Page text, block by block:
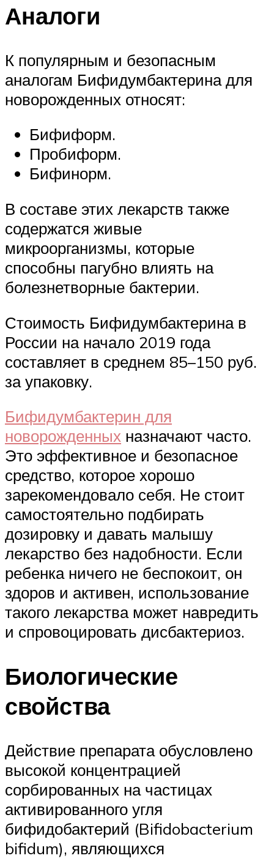
Аналоги
К популярным и безопасным
аналогам Бифидумбактерина для
новорожденных относят:
Бифиформ.
Пробиформ.
Бифинорм.
В составе этих лекарств также
содержатся живые
микроорганизмы, которые
способны пагубно влиять на
болезнетворные бактерии.
Стоимость Бифидумбактерина в
России на начало 2019 года
составляет в среднем 85–150 руб.
за упаковку.
Бифидумбактерин для
новорожденных назначают часто.
Это эффективное и безопасное
средство, которое хорошо
зарекомендовало себя. Не стоит
самостоятельно подбирать
дозировку и давать малышу
лекарство без надобности. Если
ребенка ничего не беспокоит, он
здоров и активен, использование
такого лекарства может навредить
и спровоцировать дисбактериоз.
Биологические
свойства
Действие препарата обусловлено
высокой концентрацией
сорбированных на частицах
активированного угля
бифидобактерий (Bifidobacterium
bifidum), являющихся